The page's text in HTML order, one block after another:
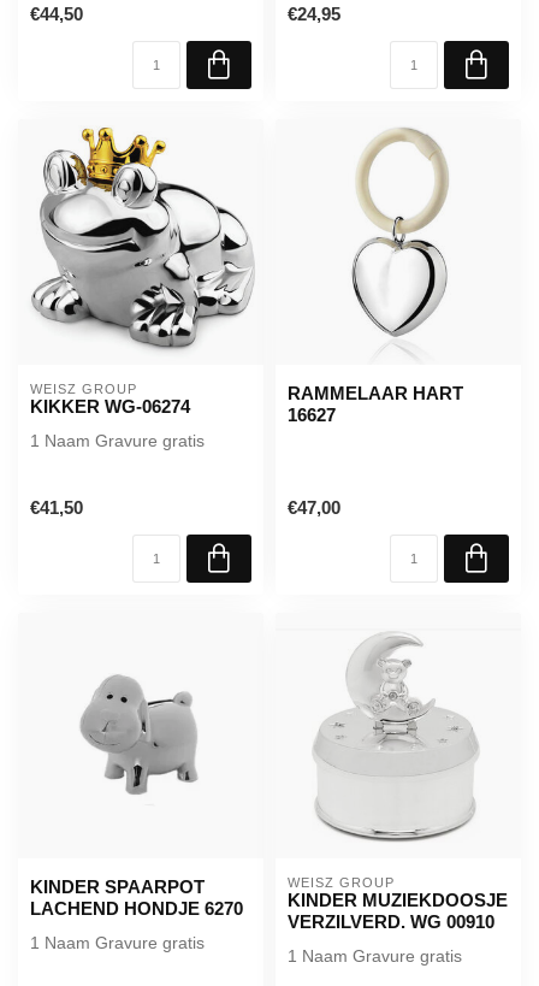
€44,50 €24,95
WEISZ GROUP
KIKKER WG-06274
1 Naam Gravure gratis
€41,50
RAMMELAAR HART
16627
€47,00
KINDER SPAARPOT
LACHEND HONDJE 6270
1 Naam Gravure gratis
WEISZ GROUP
KINDER MUZIEKDOOSJE
VERZILVERD. WG 00910
1 Naam Gravure gratis